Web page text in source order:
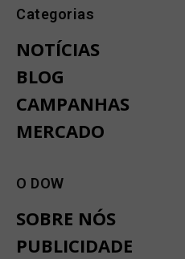
Categorias
NOTÍCIAS
BLOG
CAMPANHAS
MERCADO
O DOW
SOBRE NÓS
PUBLICIDADE